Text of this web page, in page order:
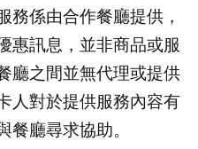
務係由合作餐廳提供，
惠訊息，並非商品或服
廳之間並無代理或提供
人對於提供服務內容有
廳尋求協助。